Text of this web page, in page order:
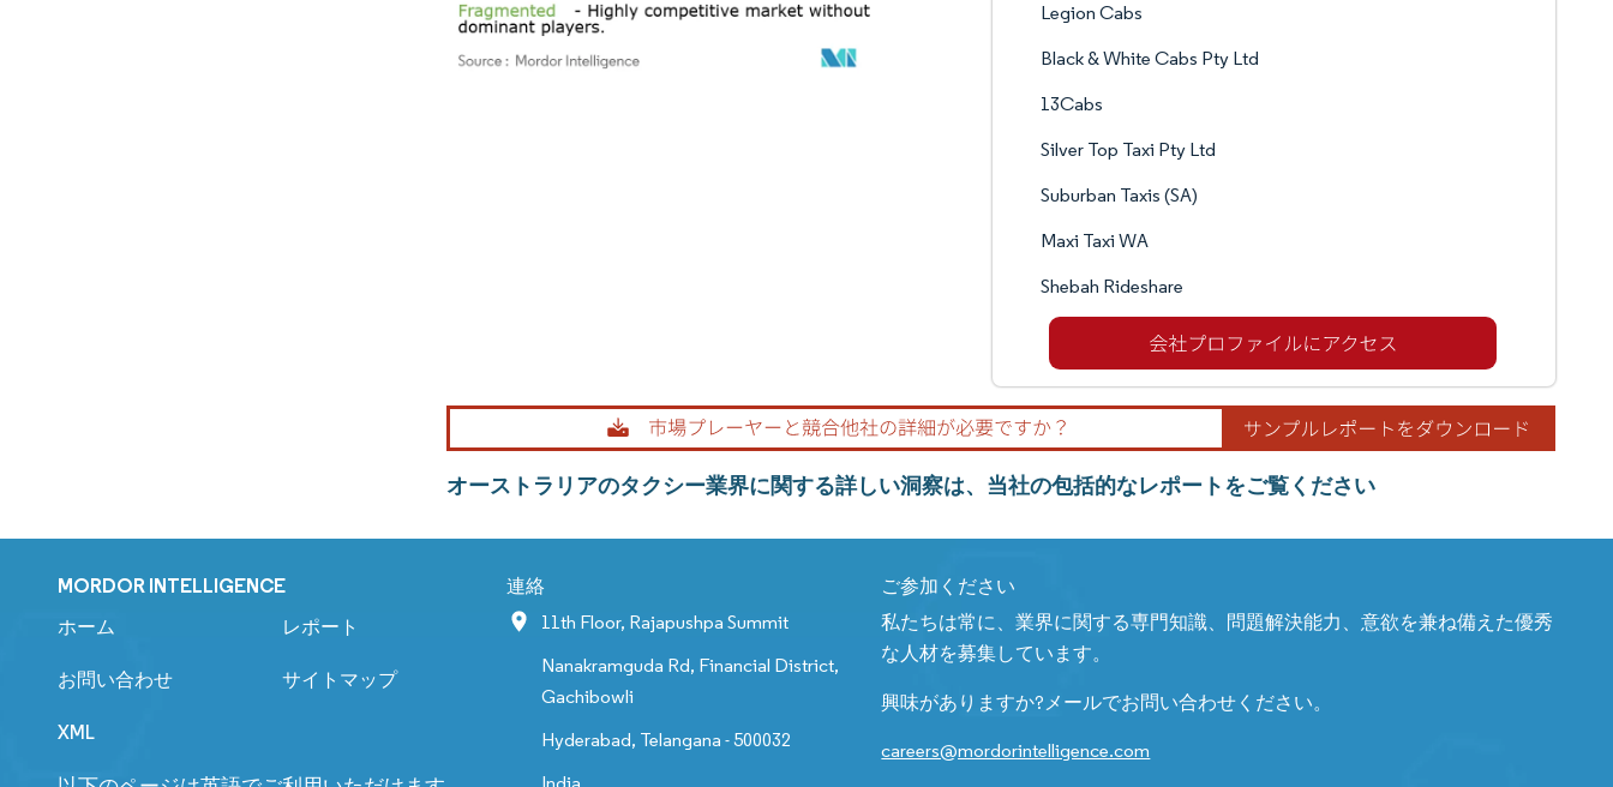
Legion Cabs
Black & White Cabs Pty Ltd
13Cabs
Silver Top Taxi Pty Ltd
Suburban Taxis (SA)
Maxi Taxi WA
Shebah Rideshare
オーストラリアのタクシー業界に関する詳しい洞察は、当社の包括的なレポートをご覧ください
MORDOR INTELLIGENCE
ホーム レポート
お問い合わせ サイトマップ
XML
連絡
11th Floor, Rajapushpa Summit
Nanakramguda Rd, Financial District,
Gachibowli
Hyderabad, Telangana - 500032
ご参加ください
私たちは常に、業界に関する専門知識、問題解決能力、意欲を兼ね備えた優秀
な人材を募集しています。
興味がありますか?メールでお問い合わせください。
careers@mordorintelligence.com